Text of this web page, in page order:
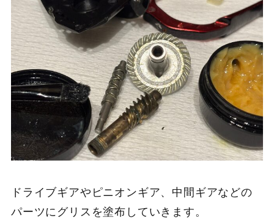
ドライブギアやピニオンギア、中間ギアなどの
パーツにグリスを塗布していきます。